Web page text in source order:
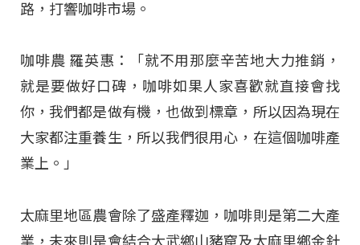
路，打響咖啡市場。
咖啡農 羅英惠：「就不用那麼辛苦地大力推銷，
就是要做好口碑，咖啡如果人家喜歡就直接會找
你，我們都是做有機，也做到標章，所以因為現在
大家都注重養生，所以我們很用心，在這個咖啡產
業上。」
太麻里地區農會除了盛產釋迦，咖啡則是第二大產
業，未來則是會結合大武鄉山豬窟及太麻里鄉金針